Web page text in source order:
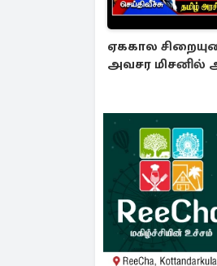
ஏககால
அவசர மிசனில்